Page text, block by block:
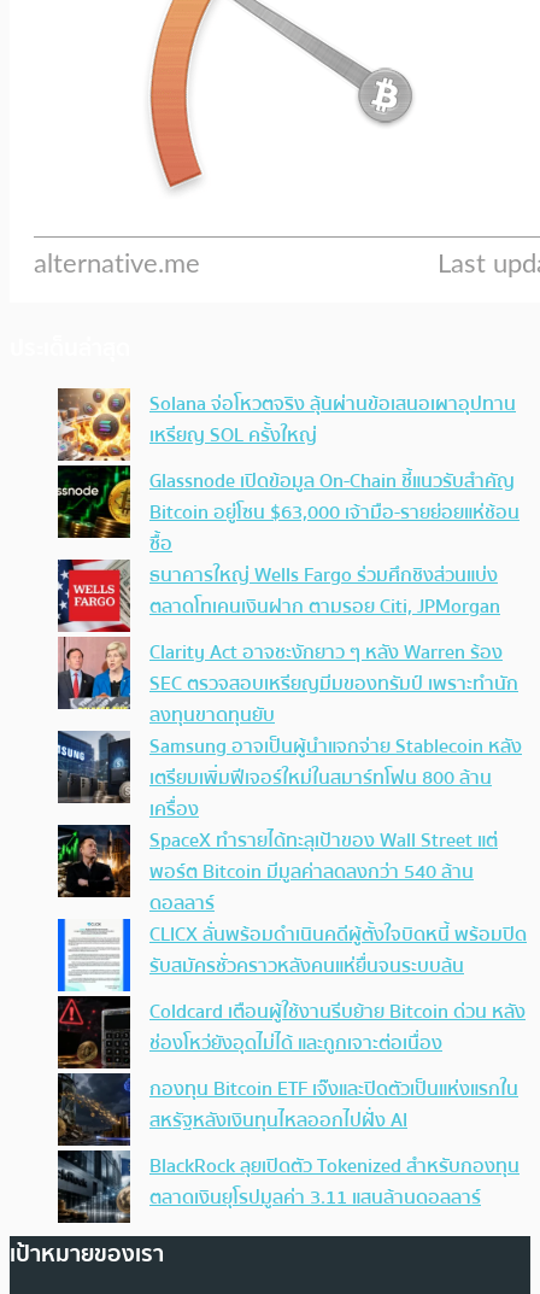
Solana จ่อโหวตจริง ลุ้นผ่านข้อเสนอเผาอุปทาน
เหรียญ SOL ครั้งใหญ่
Glassnode เปิดข้อมูล On-Chain ชี้แนวรับสำคัญ
Bitcoin อยู่โซน $63,000 เจ้ามือ-รายย่อยแห่ช้อน
ซื้อ
ธนาคารใหญ่ Wells Fargo ร่วมศึกชิงส่วนแบ่ง
ตลาดโทเคนเงินฝาก ตามรอย Citi, JPMorgan
Clarity Act อาจชะงักยาว ๆ หลัง Warren ร้อง
SEC ตรวจสอบเหรียญมีมของทรัมป์ เพราะทำนัก
ลงทุนขาดทุนยับ
Samsung อาจเป็นผู้นำแจกจ่าย Stablecoin หลัง
เตรียมเพิ่มฟีเจอร์ใหม่ในสมาร์ทโฟน 800 ล้าน
เครื่อง
SpaceX ทำรายได้ทะลุเป้าของ Wall Street แต่
พอร์ต Bitcoin มีมูลค่าลดลงกว่า 540 ล้าน
ดอลลาร์
CLICX ลั่นพร้อมดำเนินคดีผู้ตั้งใจบิดหนี้ พร้อมปิด
รับสมัครชั่วคราวหลังคนแห่ยื่นจนระบบล้น
Coldcard เตือนผู้ใช้งานรีบย้าย Bitcoin ด่วน หลัง
ช่องโหว่ยังอุดไม่ได้ และถูกเจาะต่อเนื่อง
กองทุน Bitcoin ETF เจ๊งและปิดตัวเป็นแห่งแรกใน
สหรัฐหลังเงินทุนไหลออกไปฝั่ง AI
BlackRock ลุยเปิดตัว Tokenized สำหรับกองทุน
ตลาดเงินยุโรปมูลค่า 3.11 แสนล้านดอลลาร์
เป้าหมายของเรา